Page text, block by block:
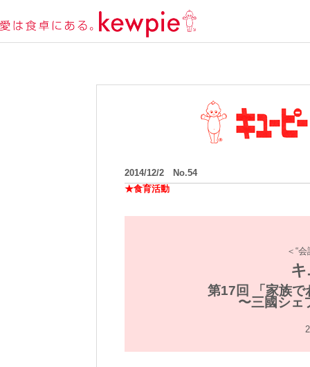
2014/12/2 No.54
★食育活動
＜“
第17回 「家族で
〜三國シェ